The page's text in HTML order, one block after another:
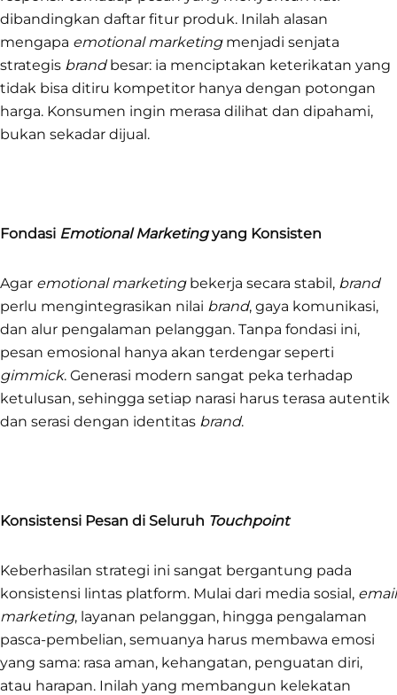
dibandingkan daftar fitur produk. Inilah alasan
mengapa emotional marketingmenjadi senjata
strategis brandbesar: ia menciptakan keterikatan yang
tidak bisa ditiru kompetitor hanya dengan potongan
harga. Konsumen ingin merasa dilihat dan dipahami,
bukan sekadar dijual.
Fondasi Emotional Marketingyang Konsisten
Agar emotional marketingbekerja secara stabil, brand
perlu mengintegrasikan nilai brand, gaya komunikasi,
dan alur pengalaman pelanggan. Tanpa fondasi ini,
pesan emosional hanya akan terdengar seperti
gimmick. Generasi modern sangat peka terhadap
ketulusan, sehingga setiap narasi harus terasa autentik
dan serasi dengan identitas brand.
Konsistensi Pesan di Seluruh Touchpoint
Keberhasilan strategi ini sangat bergantung pada
konsistensi lintas platform. Mulai dari media sosial, email
marketing, layanan pelanggan, hingga pengalaman
pasca-pembelian, semuanya harus membawa emosi
yang sama: rasa aman, kehangatan, penguatan diri,
atau harapan. Inilah yang membangun kelekatan